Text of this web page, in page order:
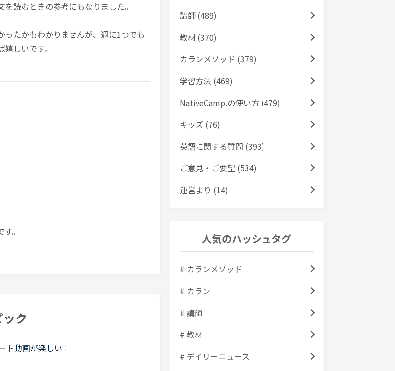
読むときの参考にもなりました。
たかもわかりませんが、週に1つでも
しいです。
。
ク
ト動画が楽しい！
講師 (489)
教材 (370)
カランメソッド (379)
学習方法 (469)
NativeCamp.の使い方 (479)
キッズ (76)
英語に関する質問 (393)
ご意見・ご要望 (534)
運営より (14)
人気のハッシュタグ
# カランメソッド
# カラン
# 講師
# 教材
# デイリーニュース